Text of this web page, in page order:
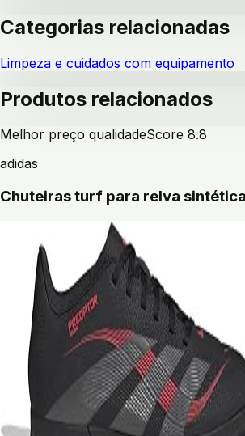
Categorias relacionadas
Limpeza e cuidados com equipamento
Produtos relacionados
Melhor preço qualidadeScore 8.8
adidas
Chuteiras turf para relva sintética